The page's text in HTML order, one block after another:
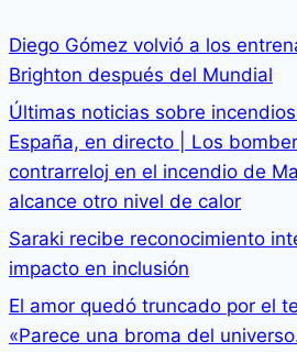
Diego Gómez volvió a los
Brighton después del Mundial
Últimas noticias sobre
España, en directo | Los
contrarreloj en el incendio de
alcance otro nivel de calor
Saraki recibe reconocimiento
impacto en inclusión
El amor quedó truncado por el
«Parece una broma del